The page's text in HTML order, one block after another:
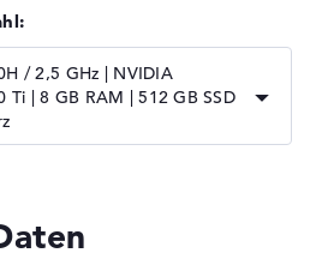
/ 2,5 GHz | NVIDIA
Ti | 8 GB RAM | 512 GB SSD